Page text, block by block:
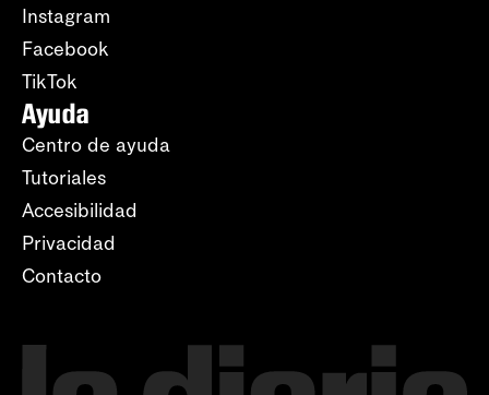
Instagram
Facebook
TikTok
Ayuda
Centro de ayuda
Tutoriales
Accesibilidad
Privacidad
Contacto